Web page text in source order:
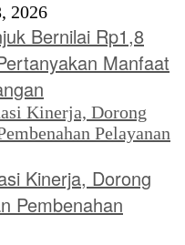
2026
Bernilai Rp1,8
Manfaat
Kinerja, Dorong
Pembenahan